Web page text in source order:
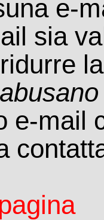
e-
sia
abusano
e-mail